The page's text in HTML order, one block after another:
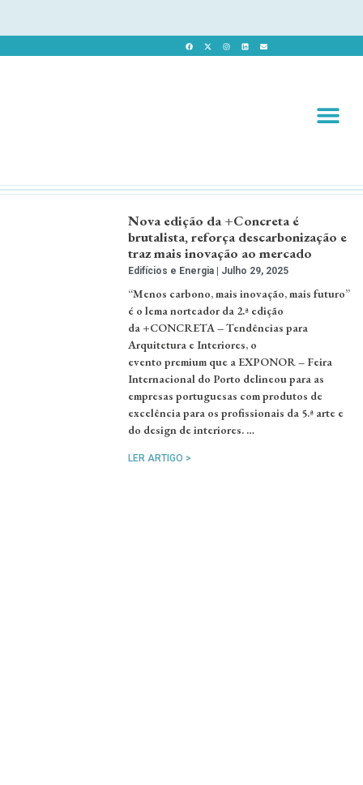
Nova edição da +Concreta é
brutalista, reforça descarbonização e
traz mais inovação ao mercado
Edifícios e Energia Julho 29, 2025
“Menos carbono, mais inovação, mais futuro”
é o lema norteador da 2.ª edição
da +CONCRETA – Tendências para
Arquitetura e Interiores, o
evento premium que a EXPONOR – Feira
Internacional do Porto delineou para as
empresas portuguesas com produtos de
excelência para os profissionais da 5.ª arte e
do design de interiores. …
LER ARTIGO >